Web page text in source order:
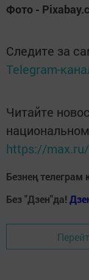
Фото -
Следите за
Telegram-
Читайте
https://
Безнең
Без "Дзен"да! Д